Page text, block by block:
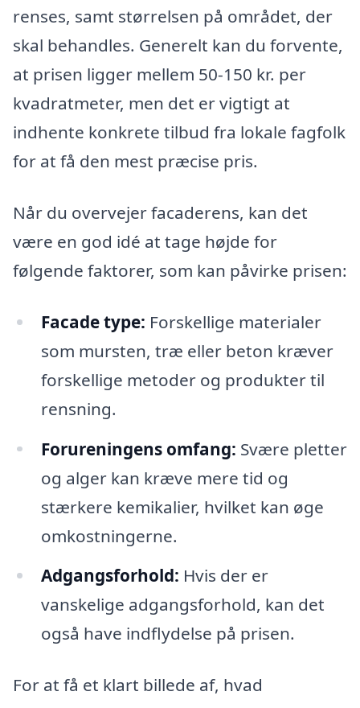
renses, samt størrelsen på området, der
skal behandles. Generelt kan du forvente,
at prisen ligger mellem 50-150 kr. per
kvadratmeter, men det er vigtigt at
indhente konkrete tilbud fra lokale fagfolk
for at få den mest præcise pris.
Når du overvejer facaderens, kan det
være en god idé at tage højde for
følgende faktorer, som kan påvirke prisen:
Facade type: Forskellige materialer
som mursten, træ eller beton kræver
forskellige metoder og produkter til
rensning.
Forureningens omfang: Svære pletter
og alger kan kræve mere tid og
stærkere kemikalier, hvilket kan øge
omkostningerne.
Adgangsforhold: Hvis der er
vanskelige adgangsforhold, kan det
også have indflydelse på prisen.
For at få et klart billede af, hvad